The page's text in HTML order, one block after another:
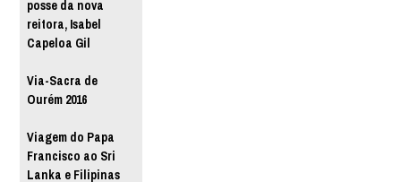
posse da nova
reitora, Isabel
Capeloa Gil
Via-Sacra de
Ourém 2016
Viagem do Papa
Francisco ao Sri
Lanka e Filipinas